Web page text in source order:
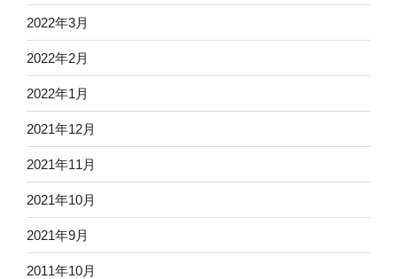
2022年3月
2022年2月
2022年1月
2021年12月
2021年11月
2021年10月
2021年9月
2011年10月